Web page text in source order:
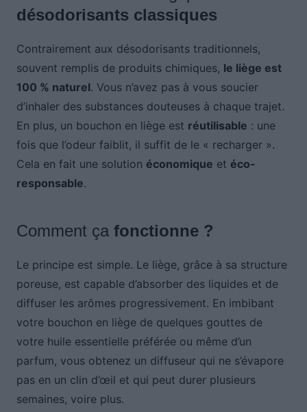
désodorisants classiques
Contrairement aux désodorisants traditionnels,
souvent remplis de produits chimiques, le liège est
100 % naturel. Vous n’avez pas à vous soucier
d’inhaler des substances douteuses à chaque trajet.
En plus, un bouchon en liège est réutilisable : une
fois que l’odeur faiblit, il suffit de le « recharger ».
Cela en fait une solution économique et éco-
responsable.
Comment ça fonctionne ?
Le principe est simple. Le liège, grâce à sa structure
poreuse, est capable d’absorber des liquides et de
diffuser les arômes progressivement. En imbibant
votre bouchon en liège de quelques gouttes de
votre huile essentielle préférée ou même d’un
parfum, vous obtenez un diffuseur qui ne s’évapore
pas en un clin d’œil et qui peut durer plusieurs
semaines, voire plus.